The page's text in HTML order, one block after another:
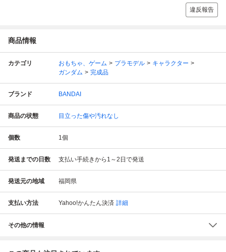
違反報告
商品情報
カテゴリ おもちゃ、ゲーム プラモデル
キャラクター
ガンダム
完成品
ブランド BANDAI
商品の状態 目立った傷や汚れなし
個数 1個
発送までの日数 支払い手続きから1～2日で発送
発送元の地域 福岡県
支払い方法 Yahoo!かんたん決済 詳細
その他の情報